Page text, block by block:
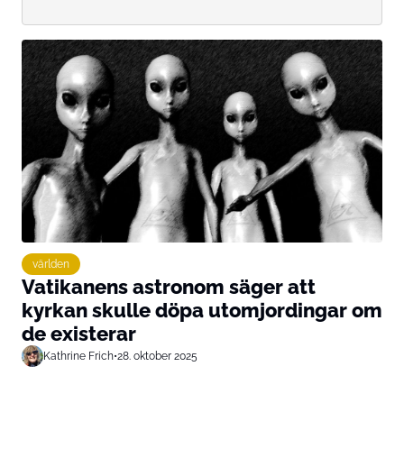
världen
Vatikanens astronom säger att
kyrkan skulle döpa utomjordingar om
de existerar
Kathrine Frich•28. oktober 2025